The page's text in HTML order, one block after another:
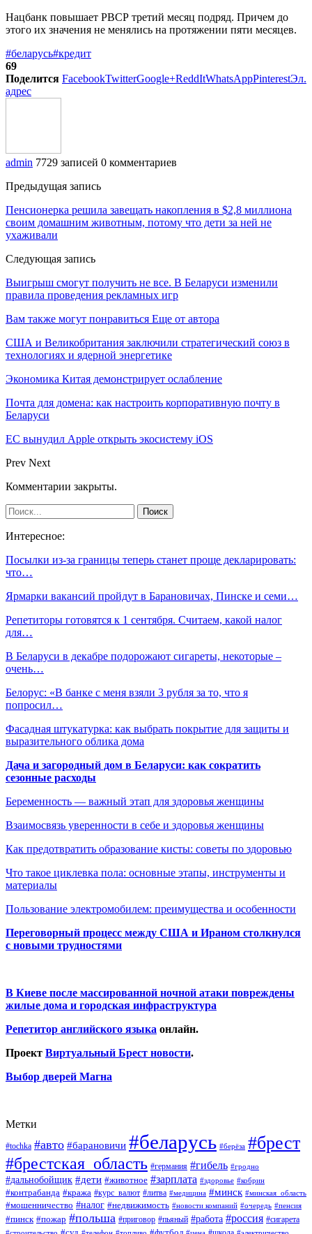
Нацбанк повышает РВСР третий месяц подряд. Причем до
этого их значения не менялись на протяжении пяти месяцев.
#беларусь#кредит
69
Поделится FacebookTwitterGoogle+ReddItWhatsAppPinterestЭл.
адрес
admin 7729 записей 0 комментариев
Предыдущая запись
Пенсионерка решила завещать накопления в $2,8 миллиона
своим домашним животным, потому что дети за ней не
ухаживали
Следующая запись
Выигрыш смогут получить не все. В Беларуси изменили
правила проведения рекламных игр
Вам также могут понравиться Еще от автора
США и Великобритания заключили стратегический союз в
технологиях и ядерной энергетике
Экономика Китая демонстрирует ослабление
Почта для домена: как настроить корпоративную почту в
Беларуси
ЕС вынудил Apple открыть экосистему iOS
Prev Next
Комментарии закрыты.
Интересное:
Посылки из-за границы теперь станет проще декларировать:
что…
Ярмарки вакансий пройдут в Барановичах, Пинске и семи…
Репетиторы готовятся к 1 сентября. Считаем, какой налог
для…
В Беларуси в декабре подорожают сигареты, некоторые –
очень…
Белорус: «В банке с меня взяли 3 рубля за то, что я
попросил…
Фасадная штукатурка: как выбрать покрытие для защиты и
выразительного облика дома
Дача и загородный дом в Беларуси: как сократить
сезонные расходы
Беременность — важный этап для здоровья женщины
Взаимосвязь уверенности в себе и здоровья женщины
Как предотвратить образование кисты: советы по здоровью
Что такое циклевка пола: основные этапы, инструменты и
материалы
Пользование электромобилем: преимущества и особенности
Переговорный процесс между США и Ираном столкнулся
с новыми трудностями
В Киеве после массированной ночной атаки повреждены
жилые дома и городская инфраструктура
Репетитор английского языка онлайн.
Проект Виртуальный Брест новости.
Выбор дверей Магна
Метки
#tochka #авто #барановичи #беларусь #берёза #брест
#брестская_область #германия #гибель #гродно
#дальнобойщик #дети #животное #зарплата #здоровье #кобрин
#контрабанда #кража #курс_валют #литва #медицина #минск #минская_область
#мошенничество #налог #недвижимость #новости компаний #очередь #пенсия
#пинск #пожар #польша #приговор #пьяный #работа #россия #сигарета